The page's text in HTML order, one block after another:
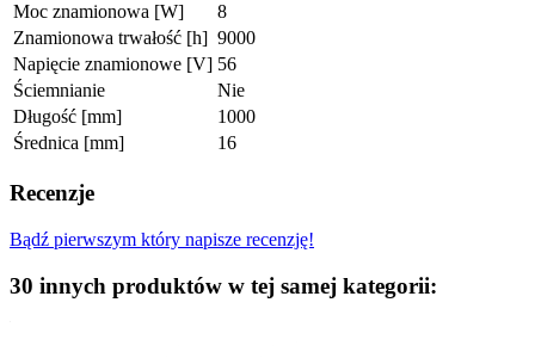
Moc znamionowa [W]
8
Znamionowa trwałość [h] 9000
Napięcie znamionowe [V] 56
Ściemnianie
Nie
Długość [mm]
1000
Średnica [mm]
16
Recenzje
Bądź pierwszym który napisze recenzję!
30 innych produktów w tej samej kategorii: